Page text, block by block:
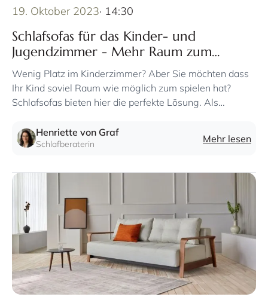
19. Oktober 2023· 14:30
Schlafsofas für das Kinder- und
Jugendzimmer - Mehr Raum zum
Aufwachsen
Wenig Platz im Kinderzimmer? Aber Sie möchten dass
Ihr Kind soviel Raum wie möglich zum spielen hat?
Schlafsofas bieten hier die perfekte Lösung. Als
Freunde.Henriette von Graf
Schlafberaterin Mehr lesen